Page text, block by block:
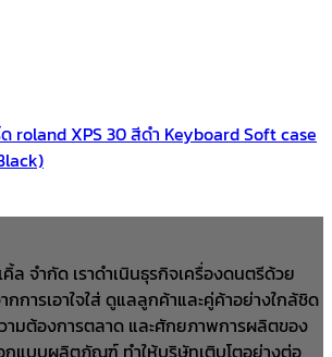
roland XPS 30 สีดำ Keyboard Soft case
จำกัด เราดำเนินธุรกิจเครื่องดนตรีด้วย
การเอาใจใส่ ดูแลลูกค้าและคู่ค้าอย่างใกล้ชิด
วามต้องการตลาด และศักยภาพการผลิตของ